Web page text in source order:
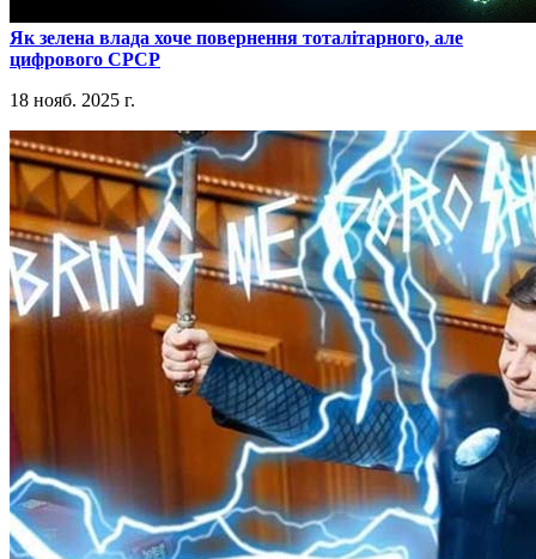
​Як зелена влада хоче повернення тоталітарного, але
цифрового СРСР
18 нояб. 2025 г.